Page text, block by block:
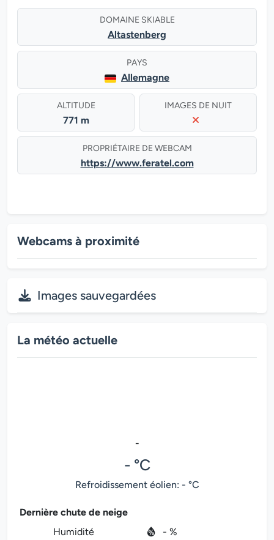
DOMAINE SKIABLE
Altastenberg
PAYS
Allemagne
ALTITUDE
771 m
IMAGES DE NUIT
PROPRIÉTAIRE DE WEBCAM
https://www.feratel.com
Webcams à proximité
Images sauvegardées
La météo actuelle
-
- °C
Refroidissement éolien: - °C
Dernière chute de neige
Humidité
- %